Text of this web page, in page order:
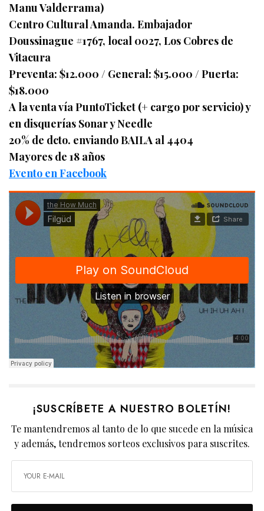
Manu Valderrama)
Centro Cultural Amanda. Embajador
Doussinague #1767, local 0027, Los Cobres de
Vitacura
Preventa: $12.000 / General: $15.000 / Puerta:
$18.000
A la venta vía PuntoTicket (+ cargo por servicio) y
en disquerías Sonar y Needle
20% de dcto. enviando BAILA al 4404
Mayores de 18 años
Evento en Facebook
¡SUSCRÍBETE A NUESTRO BOLETÍN!
Te mantendremos al tanto de lo que sucede en la música
y además, tendremos sorteos exclusivos para suscrites.